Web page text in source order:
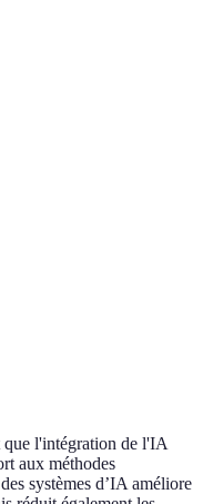
que l'intégration de l'IA
aux méthodes
systèmes d’IA améliore